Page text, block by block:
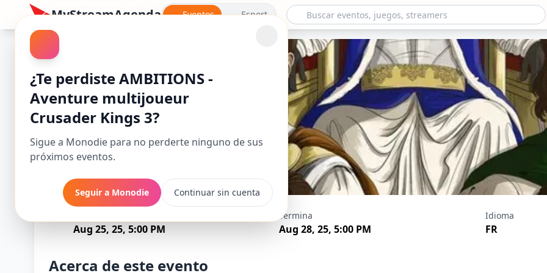
¿Te perdiste AMBITIONS -
Aventure multijoueur
Crusader Kings 3?
Sigue a Monodie para no perderte ninguno de sus
próximos eventos.
Seguir a Monodie Continuar sin cuenta
MyStreamAgenda Eventos Esport
AMBITIONS - Aventure
Aug 25, 25, 5:00 PM
Termina
Aug 28, 25, 5:00 PM
Idioma
FR
Acerca de este evento